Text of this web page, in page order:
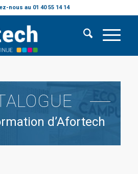
nous au 01 40 55 14 14
d’Afortech